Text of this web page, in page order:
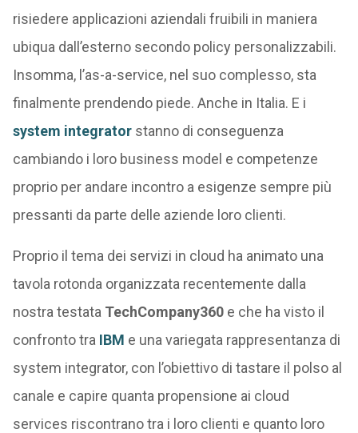
risiedere applicazioni aziendali fruibili in maniera
ubiqua dall’esterno secondo policy personalizzabili.
Insomma, l’as-a-service, nel suo complesso, sta
finalmente prendendo piede. Anche in Italia. E i
system integratorstanno di conseguenza
cambiando i loro business model e competenze
proprio per andare incontro a esigenze sempre più
pressanti da parte delle aziende loro clienti.
Proprio il tema dei servizi in cloud ha animato una
tavola rotonda organizzata recentemente dalla
nostra testata TechCompany360e che ha visto il
confronto tra IBM e una variegata rappresentanza di
system integrator, con l’obiettivo di tastare il polso al
canale e capire quanta propensione ai cloud
services riscontrano tra i loro clienti e quanto loro